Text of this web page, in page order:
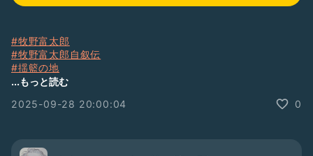
#牧野富太郎
#牧野富太郎自叙伝
#揺籃の地
#佐川町
#PBS101
...もっと読む
2025-09-28 20:00:04
0